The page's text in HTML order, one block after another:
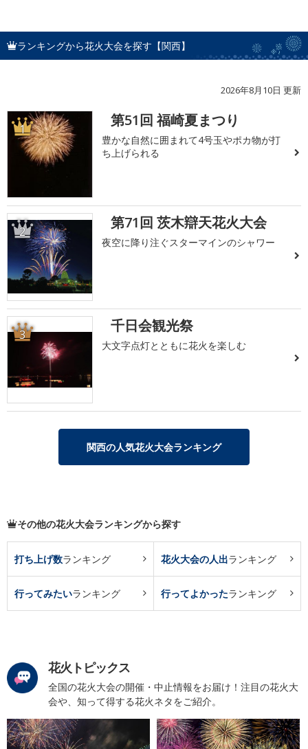
ランキングから花火大会を探す【関西】
2026年8月10日 更新
1 第51回 福崎夏まつり
豊かな自然に囲まれて4号玉やポカ物が打
ち上げられる
2 第71回 茨木辯天花火大会
夜空に降り注ぐスターマインのシャワー
3 千日会観光祭
大文字点灯とともに花火を楽しむ
関西の人気花火大会ランキング
その他の花火大会ランキングから探す
打ち上げ数ランキング 花火大会の人出ランキング
行ってみたいランキング 行ってよかったランキング
花火トピックス
全国の花火大会の開催・中止情報をお届け！注目の花火大
会や、知って得する花火ネタをご紹介。